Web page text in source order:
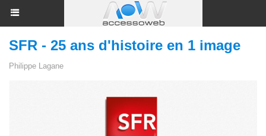
SFR - 25 ans d'histoire en 1 image
Philippe Lagane